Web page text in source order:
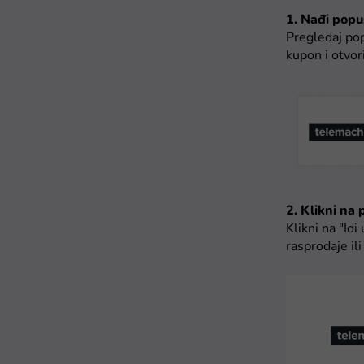
1. Nađi
Pregledaj
kupon i
2. Klikni na
Klikni na "Idi
rasprodaje